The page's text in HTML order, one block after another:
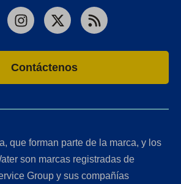
Instagram
X RSS
Contáctenos
que forman parte de la marca, y los
son marcas registradas de
Group y sus compañías